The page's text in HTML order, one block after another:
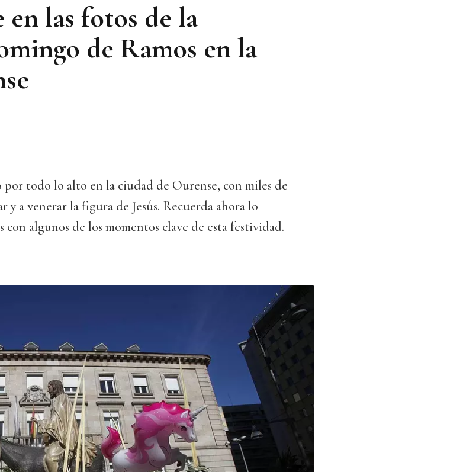
en las fotos de la
de Ramos en la
por todo lo alto en la ciudad de Ourense, con miles de
y a venerar la figura de Jesús. Recuerda ahora lo
algunos de los momentos clave de esta festividad.